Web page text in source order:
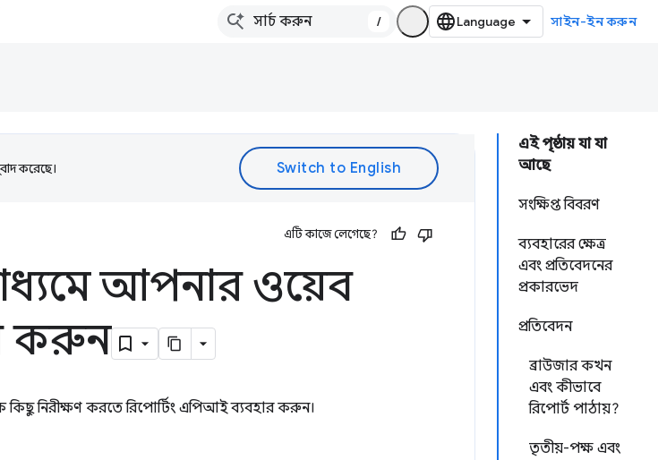
/ সাইন-ইন করুন
এই পৃষ্ঠায় যা যা
আছে
সংক্ষিপ্ত বিবরণ
ব্যবহারের ক্ষেত্র
এবং প্রতিবেদনের
প্রকারভেদ
প্রতিবেদন
ব্রাউজার কখন
এবং কীভাবে
রিপোর্ট পাঠায়?
তৃতীয়-পক্ষ এবং
করেছে।
এটি কাজে লেগেছে?
আপনার ওয়েব
করুন
নিরীক্ষণ করতে রিপোর্টিং এপিআই ব্যবহার করুন।